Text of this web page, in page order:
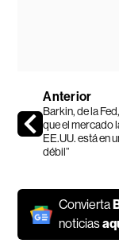
Anterior
Barkin, de la
que el mercado
EE.UU. está en
débil”
Convierta
noticias